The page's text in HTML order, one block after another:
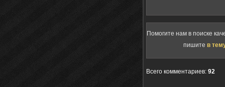
Помогите нам в поиске
пишите в
Всего комментариев: 92